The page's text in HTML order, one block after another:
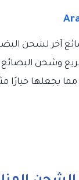
آخر لشحن
وشحن
يجعلها خيارًا